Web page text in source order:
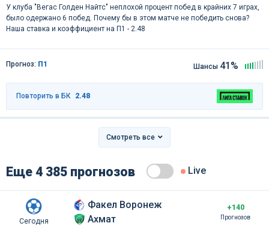
У клуба "Вегас Голден Найтс" неплохой процент побед в крайних 7 играх,
было одержано 6 побед. Почему бы в этом матче не победить снова?
Наша ставка и коэффициент на П1 - 2.48
Прогноз: П1 Шансы 41%
Повторить в БК 2.48
Смотреть все
Еще 4 385 прогнозов Live
Сегодня
Факел Воронеж
Ахмат
+140
Прогнозов